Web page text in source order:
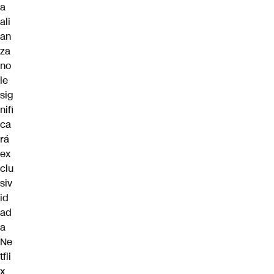
a
ali
an
za
no
le
sig
nifi
ca
rá
ex
clu
siv
id
ad
a
Ne
tfli